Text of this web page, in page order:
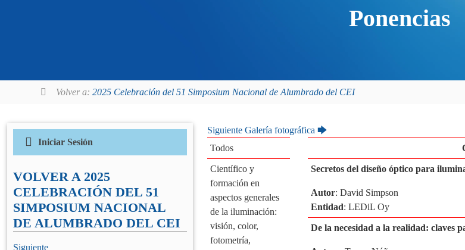
Ponencias
Volver a:2025 Celebración del 51 Simposium Nacional de Alumbrado del CEI
Iniciar Sesión
Contraseña (Obligatorio)
VOLVER A 2025
CELEBRACIÓN DEL 51
SIMPOSIUM NACIONAL
DE ALUMBRADO DEL CEI
Siguiente
Siguiente Galería fotográfica 🡆
Todos
Científico y
formación en
aspectos generales
de la iluminación:
visión, color,
fotometría,
Secretos del diseño óptico para
Autor: David Simpson
Entidad: LEDiL Oy
De la necesidad a la realidad: claves